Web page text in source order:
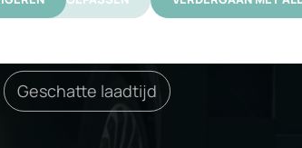
Geschatte laadtijd